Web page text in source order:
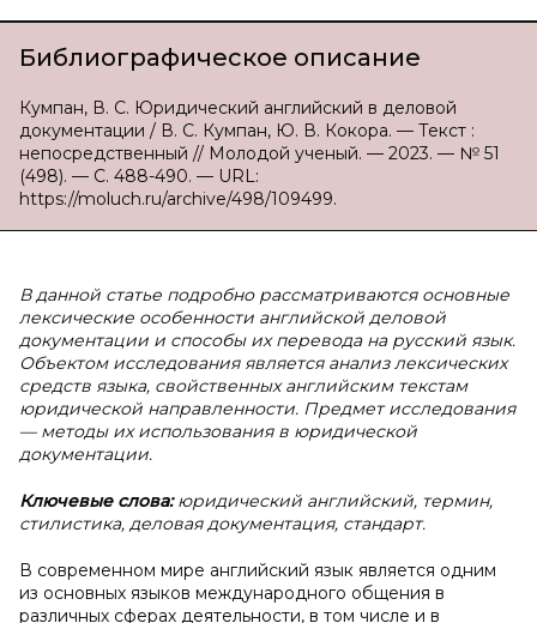
Библиографическое описание
Кумпан, В. С. Юридический английский в деловой
документации / В. С. Кумпан, Ю. В. Кокора. — Текст :
непосредственный // Молодой ученый. — 2023. — № 51
(498). — С. 488-490. — URL:
https://moluch.ru/archive/498/109499.
В данной статье подробно рассматриваются основные
лексические особенности английской деловой
документации и способы их перевода на русский язык.
Объектом исследования является анализ лексических
средств языка, свойственных английским текстам
юридической направленности. Предмет исследования
— методы их использования в юридической
документации.
Ключевые слова:юридический английский, термин,
стилистика, деловая документация, стандарт.
В современном мире английский язык является одним
из основных языков международного общения в
различных сферах деятельности, в том числе и в